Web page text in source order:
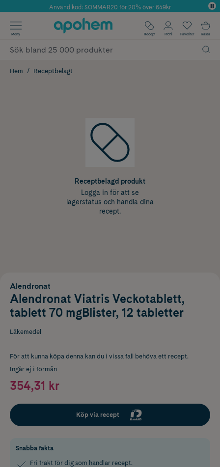
Årets Butik 2025 inom Skönhet
Använd kod: SOMMAR20 för 20% över 649kr
✓ Fri frakt
✓ Poäng på alla köp*
Meny Recept Profil Favoriter Kassa
Hem Receptbelagt
Receptbelagd produkt
Logga in för att se
lagerstatus och handla dina
recept.
Alendronat
Alendronat Viatris Veckotablett,
tablett 70 mgBlister, 12 tabletter
Läkemedel
För att kunna köpa denna kan du i vissa fall behöva ett recept.
Ingår ej i förmån
354,31 kr
Köp via recept
Snabba fakta
Fri frakt för dig som handlar recept.